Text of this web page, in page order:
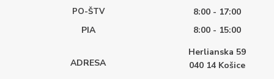
PO-ŠTV
8:00 - 17:00
PIA
8:00 - 15:00
ADRESA
Herlianska 59
040 14 Košice